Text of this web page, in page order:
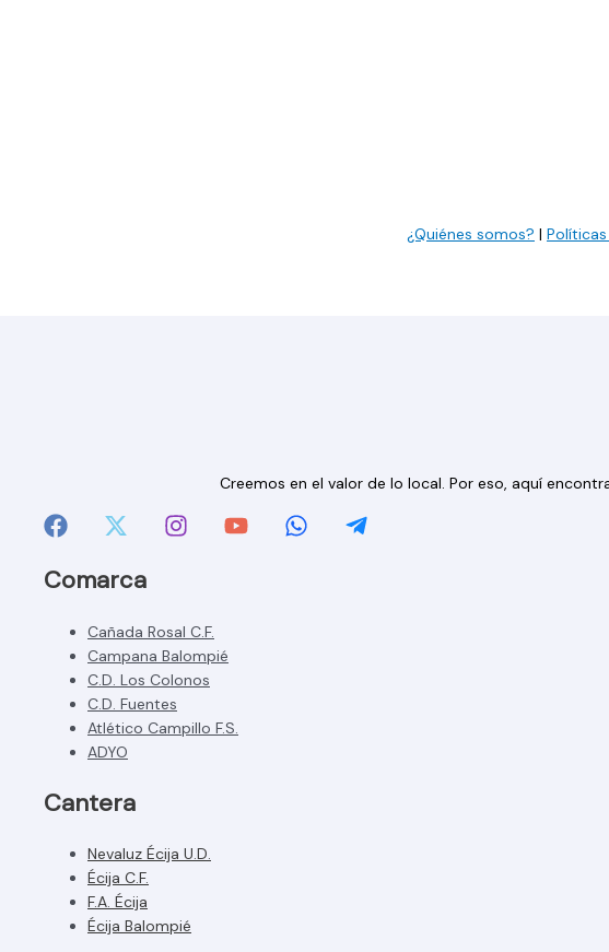
¿Quiénes somos? |
Creemos en el valor de lo local. Por eso, aquí
Comarca
Cañada Rosal C.F.
Campana Balompié
C.D. Los Colonos
C.D. Fuentes
Atlético Campillo F.S.
ADYO
Cantera
Nevaluz Écija U.D.
Écija C.F.
F.A. Écija
Écija Balompié